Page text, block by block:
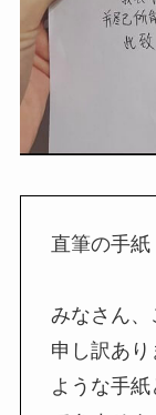
直筆の手
みなさん、
申し訳あ
ような手